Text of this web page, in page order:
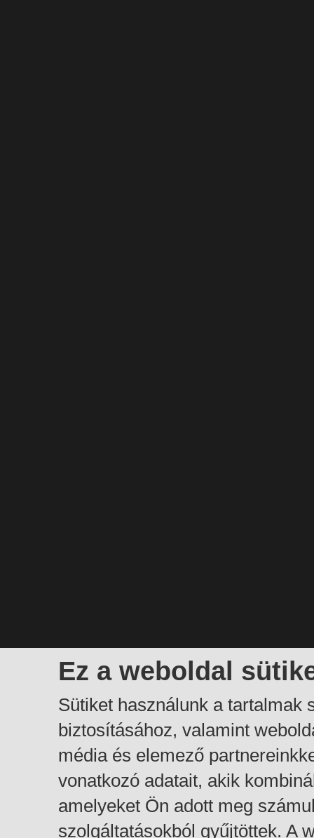
Ez a weboldal
Sütiket használunk a tartalmak
biztosításához, valamint
média és elemező
vonatkozó adatait, akik
amelyeket Ön adott meg
szolgáltatásokból gyűjtöttek. A